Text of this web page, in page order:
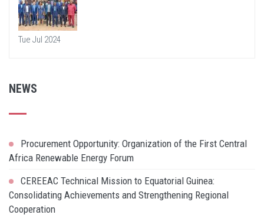
Tue Jul 2024
NEWS
Procurement Opportunity: Organization of the First Central
Africa Renewable Energy Forum
CEREEAC Technical Mission to Equatorial Guinea:
Consolidating Achievements and Strengthening Regional
Cooperation